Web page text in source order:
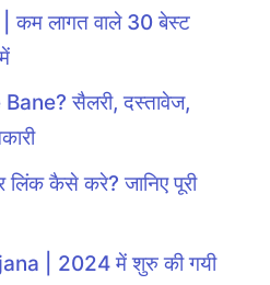
लागत वाले 30 बेस्ट
सैलरी, दस्तावेज,
लिंक कैसे करे? जानिए पूरी
| 2024 में शुरु की गयी